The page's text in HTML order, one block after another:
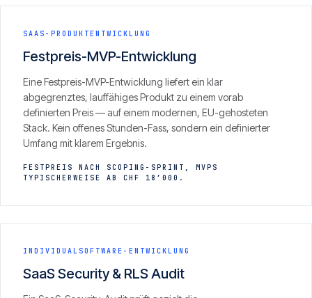
SAAS-PRODUKTENTWICKLUNG
Festpreis-MVP-Entwicklung
Eine Festpreis-MVP-Entwicklung liefert ein klar
abgegrenztes, lauffähiges Produkt zu einem vorab
definierten Preis — auf einem modernen, EU-gehosteten
Stack. Kein offenes Stunden-Fass, sondern ein definierter
Umfang mit klarem Ergebnis.
FESTPREIS NACH SCOPING-SPRINT, MVPS
TYPISCHERWEISE AB CHF 18’000.
INDIVIDUALSOFTWARE-ENTWICKLUNG
SaaS Security & RLS Audit